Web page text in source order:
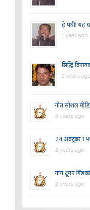
हे पंथी! यह
1 year ago
सिद्धि
2 years ago
गीत सोशल
2 years ago
24 अक्टूबर
2 years ago
गाय दूय’र
2 years ago